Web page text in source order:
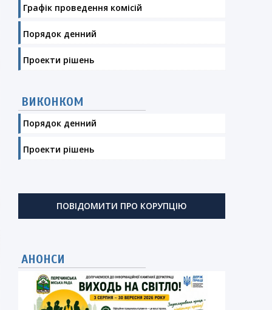
Графік проведення комісій
Порядок денний
Проекти рішень
ВИКОНКОМ
Порядок денний
Проекти рішень
ПОВІДОМИТИ ПРО КОРУПЦІЮ
АНОНСИ